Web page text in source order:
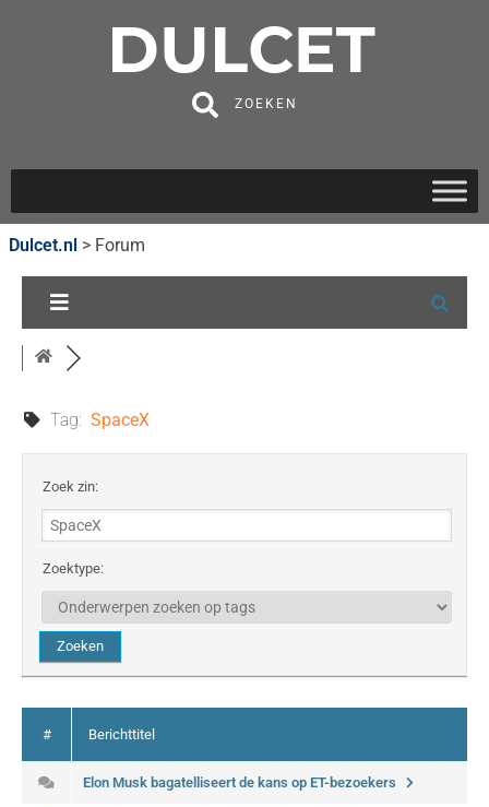
ZOEKEN
Dulcet.nl > Forum
Tag: SpaceX
Zoek zin:
Zoektype:
# Berichttitel
Elon Musk bagatelliseert de kans op ET-bezoekers